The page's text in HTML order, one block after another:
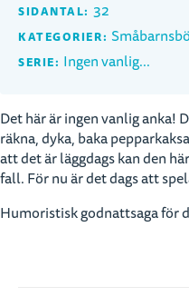
SIDANTAL: 32
KATEGORIER:
SERIE: Ingen vanlig...
Det här är ingen vanlig anka!
räkna, dyka, baka
att det är läggdags kan den
fall. För nu är det dags att
Humoristisk godnattsaga för